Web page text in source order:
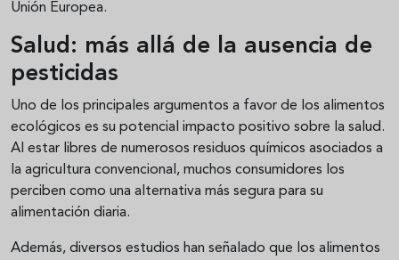
Unión Europea.
Salud: más allá de la ausencia de
pesticidas
Uno de los principales argumentos a favor de los alimentos
ecológicos es su potencial impacto positivo sobre la salud.
Al estar libres de numerosos residuos químicos asociados a
la agricultura convencional, muchos consumidores los
perciben como una alternativa más segura para su
alimentación diaria.
Además, diversos estudios han señalado que los alimentos